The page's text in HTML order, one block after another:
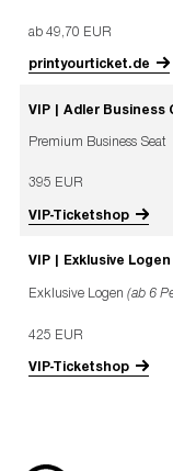
ab 49,70 EUR
printyourticket.de
VIP | Adler Business
Premium Business Seat
395 EUR
VIP-Ticketshop
VIP | Exklusive Logen
Exklusive Logen(ab 6
425 EUR
VIP-Ticketshop